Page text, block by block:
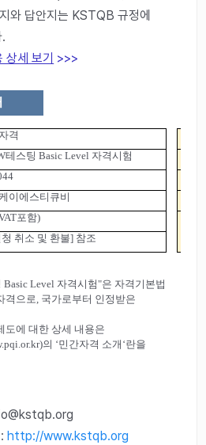
와 답안지는 KSTQB 규정에
세 보기 >>>
격
테스팅 Basic Level 자격시험
이에스티큐비
포함)
취소 및 환불] 참조
Level 자격시험"은 자격기본법
격으로, 국가로부터 인정받은
도에 대한 상세 내용은
의 ‘민간자격 소개‘란을
http://www.kstqb.org